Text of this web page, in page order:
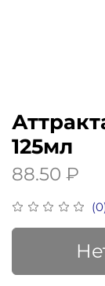
125мл
88.50 ₽